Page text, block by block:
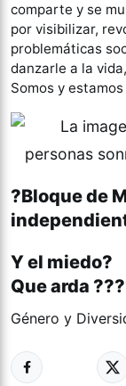
comparte y se
por visibilizar,
problemáticas
danzarle a la
Somos y
?Bloque de
Y el miedo?
Que arda
Género y